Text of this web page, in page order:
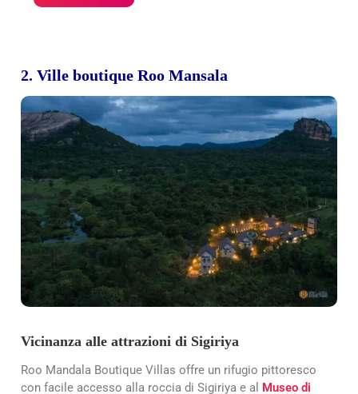
2. Ville boutique Roo Mansala
Vicinanza alle attrazioni di Sigiriya
Roo Mandala Boutique Villas offre un rifugio pittoresco
con facile accesso alla roccia di Sigiriya e al Museo di